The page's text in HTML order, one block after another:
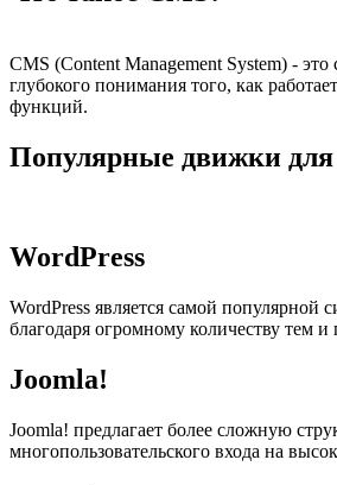
CMS (Content Management System) - это
глубокого понимания того, как
функций.
Популярные движки для
WordPress
WordPress является самой популярной
благодаря огромному количеству тем и
Joomla!
Joomla! предлагает более сложную
многопользовательского входа на